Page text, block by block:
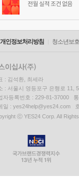
개인정보처리방침 청소년보
: 김석환, 최세라
: 서울시 영등포구 은행로 11,
자등록번호 : 229-81-37000
일 : yes24help@yes24.com
ⓒ YES24 Corp. All